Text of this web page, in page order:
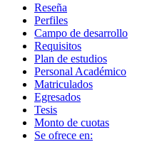
Reseña
Perfiles
Campo de desarrollo
Requisitos
Plan de estudios
Personal Académico
Matriculados
Egresados
Tesis
Monto de cuotas
Se ofrece en: